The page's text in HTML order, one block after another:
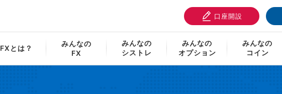
口座開設
FXとは？
みんなの
FX
みんなの
シストレ
みんなの
オプション
みんなの
コイン
重要なお知らせ・システム情報 バックナンバー 一覧